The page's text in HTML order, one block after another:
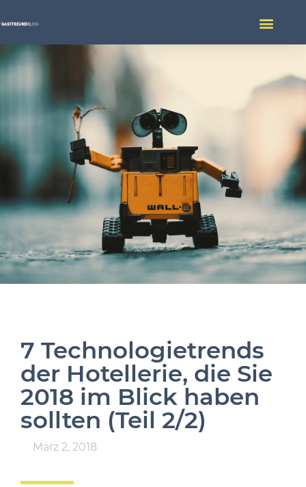
7 Technologietrends
der Hotellerie, die Sie
2018 im Blick haben
sollten (Teil 2/2)
März 2, 2018